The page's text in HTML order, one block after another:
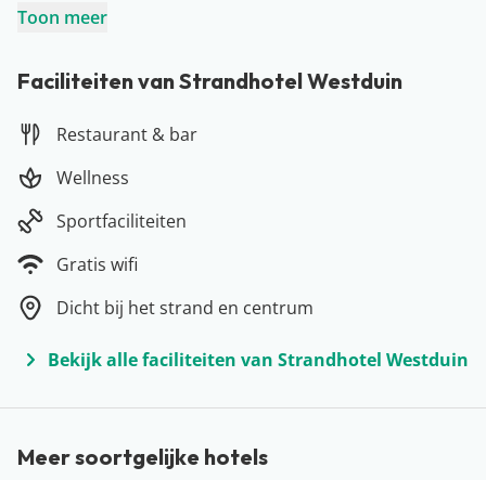
duinovergang en op slechts 50 meter van het strand.
kunnen jullie genieten van een hapje en drankje in het
wellness? Dan zit je hier ook helemaal goed.
Strandhotel Westduin heeft namelijk een sauna en
Meer over Zeeland
Voor een strandvakantie in eigen land ben je in
Zeeland op de juiste plek! In deze natuurrijke provincie
zijn namelijk vele prachtige stranden en gezellige
badplaatsen te vinden, zoals Cadzand, Renesse en
mooie wandeling door de duinen maken of er met de
ook over een aantal historische steden, zoals
Toon meer
Faciliteiten van Strandhotel Westduin
Restaurant & bar
Wellness
Sportfaciliteiten
Gratis wifi
Dicht bij het strand en centrum
Bekijk alle faciliteiten van Strandhotel Westduin
Meer soortgelijke hotels